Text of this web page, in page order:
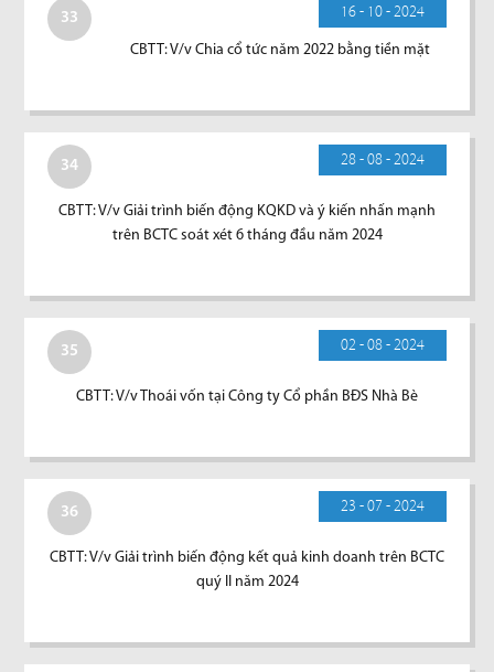
33 16 - 10 - 2024
CBTT: V/v Chia cổ tức năm 2022 bằng tiền mặt
34 28 - 08 - 2024
CBTT: V/v Giải trình biến động KQKD và ý kiến nhấn mạnh
trên BCTC soát xét 6 tháng đầu năm 2024
35 02 - 08 - 2024
CBTT: V/v Thoái vốn tại Công ty Cổ phần BĐS Nhà Bè
36 23 - 07 - 2024
CBTT: V/v Giải trình biến động kết quả kinh doanh trên BCTC
quý II năm 2024